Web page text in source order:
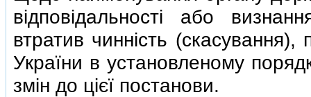
вiдповiдальностi або
втратив чиннiсть
України в установленому
змiн до цiєї постанови.